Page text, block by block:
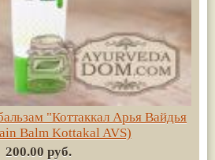
"Коттаккал Арья Вайдья
Balm Kottakal AVS)
200.00 руб.